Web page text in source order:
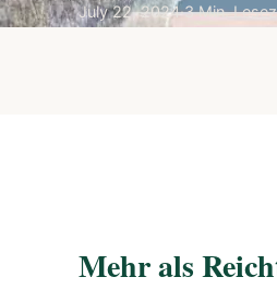
July 22, 2024·3 Min.
Mehr als